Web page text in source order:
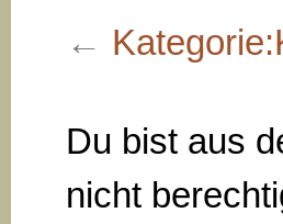
←
Du bist aus
nicht